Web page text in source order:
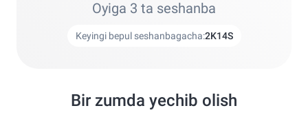
Oyiga 3 ta seshanba
Keyingi bepul seshanbagacha:2K14S
Bir zumda yechib olish